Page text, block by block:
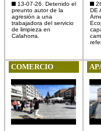
13-07-26. Detenido el
preunto autor de la
agresión a una
trabajadora del servicio
de limpieza en
Calahorra.
DE
COMERCIO